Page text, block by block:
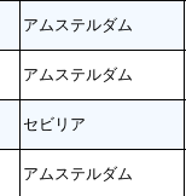
アムステルダム
アムステルダム
セビリア
アムステルダム